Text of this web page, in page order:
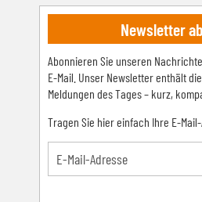
Newsletter
Abonnieren Sie unseren
E-Mail. Unser Newsletter enthält
Meldungen des Tages – kurz,
Tragen Sie hier einfach Ihre E-